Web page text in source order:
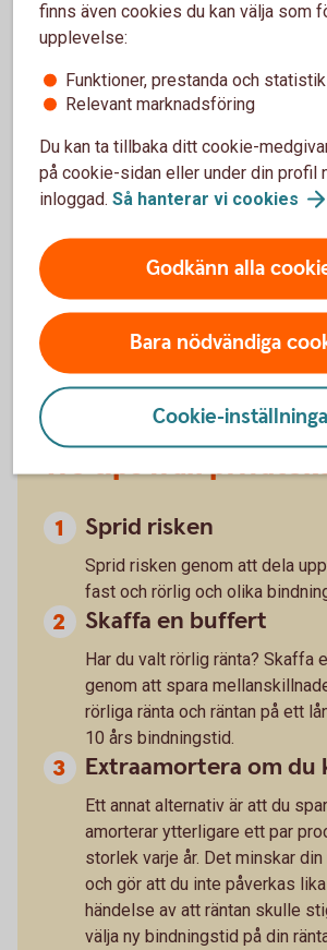
Arturo Arques
Privatekonom
Tre tips från
Sprid risken
Sprid risken genom att dela
fast och rörlig och olika
Skaffa en buffert
Har du valt rörlig ränta? Skaffa
genom att spara
rörliga ränta och räntan på ett
10 års bindningstid.
Extraamortera om du
Ett annat alternativ är att du
amorterar ytterligare ett par
storlek varje år. Det minskar
och gör att du inte påverkas
händelse av att räntan skulle
välja ny bindningstid på din
finns även cookies du kan välja som
upplevelse:
Funktioner, prestanda och statistik
Relevant marknadsföring
Du kan ta tillbaka ditt cookie-
på cookie-sidan eller under din profil
inloggad. Så hanterar vi cookies
Godkänn alla
Bara nödvändiga
Cookie-